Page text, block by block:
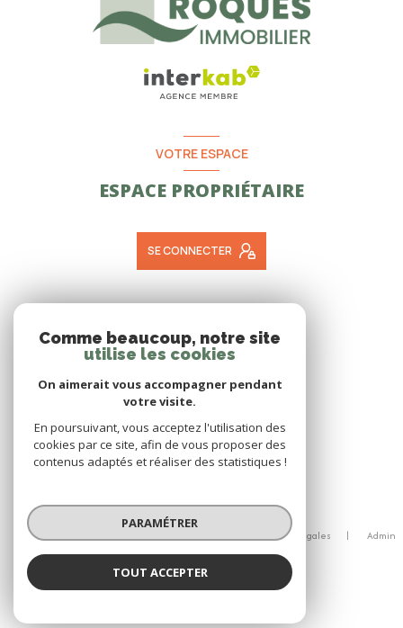
VOTRE ESPACE
ESPACE PROPRIÉTAIRE
SE CONNECTER
NOUS ADHÉRONS
© 2026 | Tous droits réservés
Nos honoraires
Nos partenaires Mentions légales
Admin
Comme beaucoup, notre site
utilise les cookies
On aimerait vous accompagner pendant
votre visite.
En poursuivant, vous acceptez l'utilisation des
cookies par ce site, afin de vous proposer des
contenus adaptés et réaliser des statistiques !
PARAMÉTRER
TOUT ACCEPTER